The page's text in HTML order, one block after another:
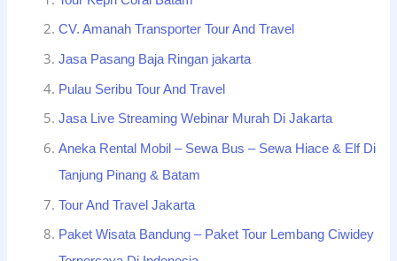
CV. Amanah Transporter Tour And Travel
Jasa Pasang Baja Ringan jakarta
Pulau Seribu Tour And Travel
Jasa Live Streaming Webinar Murah Di Jakarta
Aneka Rental Mobil – Sewa Bus – Sewa Hiace & Elf Di
Tanjung Pinang & Batam
Tour And Travel Jakarta
Paket Wisata Bandung – Paket Tour Lembang Ciwidey